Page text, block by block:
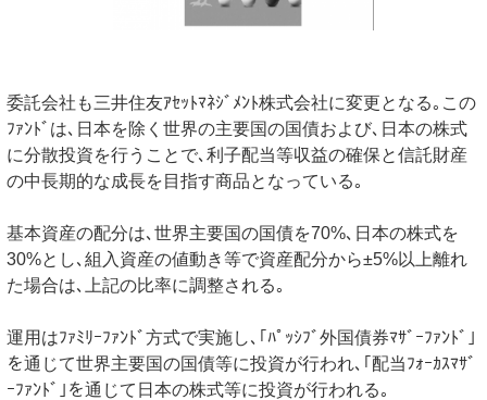
委託会社も三井住友ｱｾｯﾄﾏﾈｼﾞﾒﾝﾄ株式会社に変更となる｡この
ﾌｧﾝﾄﾞは､日本を除く世界の主要国の国債および､日本の株式
に分散投資を行うことで､利子配当等収益の確保と信託財産
の中長期的な成長を目指す商品となっている｡
基本資産の配分は､世界主要国の国債を70%､日本の株式を
30%とし､組入資産の値動き等で資産配分から±5%以上離れ
た場合は､上記の比率に調整される｡
運用はﾌｧﾐﾘｰﾌｧﾝﾄﾞ方式で実施し､｢ﾊﾟｯｼﾌﾞ外国債券ﾏｻﾞｰﾌｧﾝﾄﾞ｣
を通じて世界主要国の国債等に投資が行われ､｢配当ﾌｫｰｶｽﾏｻﾞ
ｰﾌｧﾝﾄﾞ｣を通じて日本の株式等に投資が行われる｡